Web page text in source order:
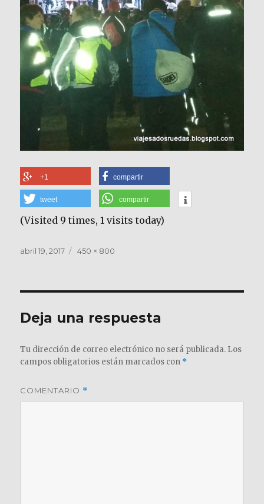
+1 compartir
tweet compartir
(Visited 9 times, 1 visits today)
Publicado
abril 19, 2017
Tamaño
450 × 800
Deja una respuesta
Tu dirección de correo electrónico no será publicada. Los
campos obligatorios están marcados con *
COMENTARIO *